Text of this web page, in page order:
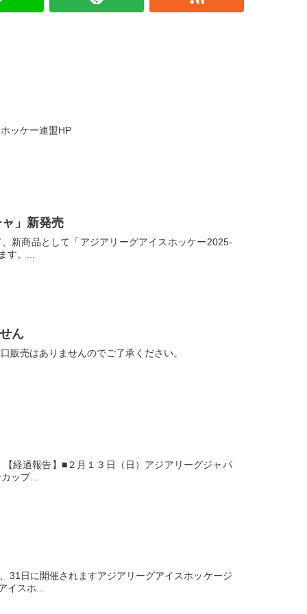
ッケー連盟HP
」新発売
新商品として「アジアリーグアイスホッケー2025-
す。...
ん
販売はありませんのでご了承ください。
経過報告】■２月１３日（日）アジアリーグジャパ
ップ...
31日に開催されますアジアリーグアイスホッケージ
イスホ...